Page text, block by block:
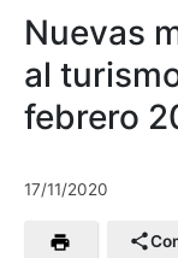
Nuevas
al
febrero
17/11/2020